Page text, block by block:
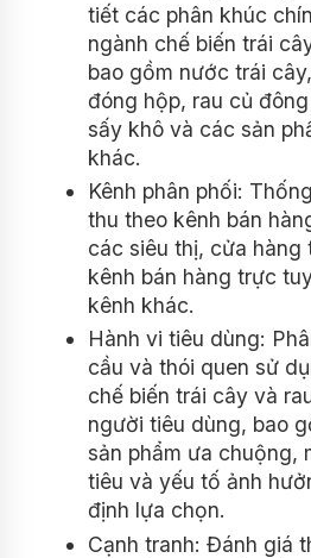
tiết các phân khúc
ngành chế biến trái
bao gồm nước trái
đóng hộp, rau củ
sấy khô và các sản
khác.
Kênh phân phối:
thu theo kênh bán
các siêu thị, cửa hàng
kênh bán hàng trực
kênh khác.
Hành vi tiêu dùng:
cầu và thói quen sử
chế biến trái cây và
người tiêu dùng, bao
sản phẩm ưa chuộng,
tiêu và yếu tố ảnh
định lựa chọn.
Cạnh tranh: Đánh giá